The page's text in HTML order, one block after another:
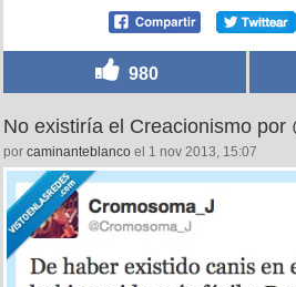
980
No existiría el Creacionismo por
por caminanteblanco el 1 nov 2013, 15:07